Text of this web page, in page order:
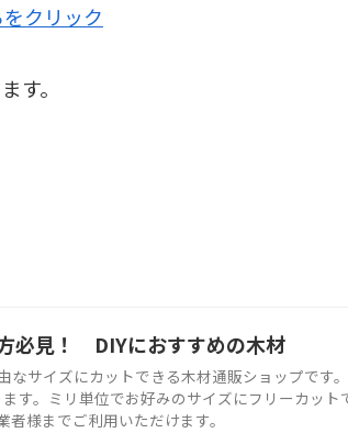
クリック
す。
必見！ DIYにおすすめの木材
なサイズにカットできる木材通販ショップです
す。ミリ単位でお好みのサイズにフリーカット
者様までご利用いただけます。